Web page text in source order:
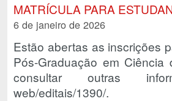
MATRÍCULA PARA
6 de janeiro de 2026
Estão abertas as inscrições
Pós-Graduação em
consultar outras
web/editais/1390/.